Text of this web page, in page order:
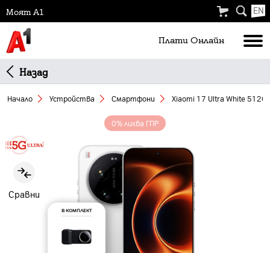
Моят А1 EN
Плати Oнлайн
Назад
Начало Устройства Смартфони Xiaomi 17 Ultra White
0% лихва ГПР
Сравни
Slide 1 of 5
В КОМПЛЕКТ